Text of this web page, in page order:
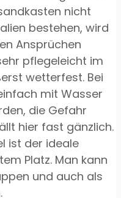
nicht
bestehen, wird
Ansprüchen
pflegeleicht im
wetterfest. Bei
mit Wasser
die Gefahr
hier fast gänzlich.
ist der ideale
Platz. Man kann
und auch als